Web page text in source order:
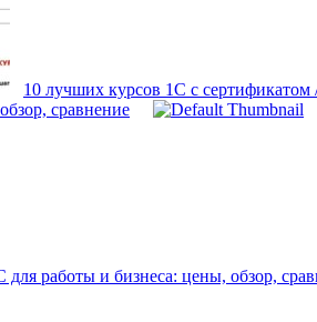
10 лучших курсов 1С с
сравнение
работы и бизнеса: цены, обзор,